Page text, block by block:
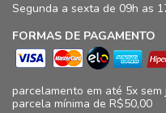
Segunda a sexta de 09h as
FORMAS DE PAGAMENTO
parcelamento em até 5x
parcela mínima de R$50,00